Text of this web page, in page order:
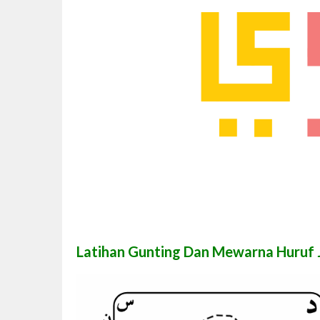
Latihan Gunting Dan Mewarna Huruf